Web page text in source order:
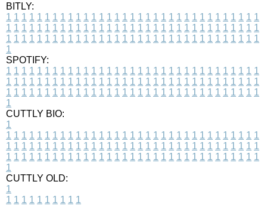
BITLY:
1 1 1 1 1 1 1 1 1 1 1 1 1 1 1 1 1 1 1 1 1 1 1 1 1 1 1 1 1 1 1 1 1
1 1 1 1 1 1 1 1 1 1 1 1 1 1 1 1 1 1 1 1 1 1 1 1 1 1 1 1 1 1 1 1 1
1 1 1 1 1 1 1 1 1 1 1 1 1 1 1 1 1 1 1 1 1 1 1 1 1 1 1 1 1 1 1 1 1
1
SPOTIFY:
1 1 1 1 1 1 1 1 1 1 1 1 1 1 1 1 1 1 1 1 1 1 1 1 1 1 1 1 1 1 1 1 1
1 1 1 1 1 1 1 1 1 1 1 1 1 1 1 1 1 1 1 1 1 1 1 1 1 1 1 1 1 1 1 1 1
1 1 1 1 1 1 1 1 1 1 1 1 1 1 1 1 1 1 1 1 1 1 1 1 1 1 1 1 1 1 1 1 1
1
CUTTLY BIO:
1
1 1 1 1 1 1 1 1 1 1 1 1 1 1 1 1 1 1 1 1 1 1 1 1 1 1 1 1 1 1 1 1 1
1 1 1 1 1 1 1 1 1 1 1 1 1 1 1 1 1 1 1 1 1 1 1 1 1 1 1 1 1 1 1 1 1
1 1 1 1 1 1 1 1 1 1 1 1 1 1 1 1 1 1 1 1 1 1 1 1 1 1 1 1 1 1 1 1 1
1
CUTTLY OLD:
1
1 1 1 1 1 1 1 1 1 1